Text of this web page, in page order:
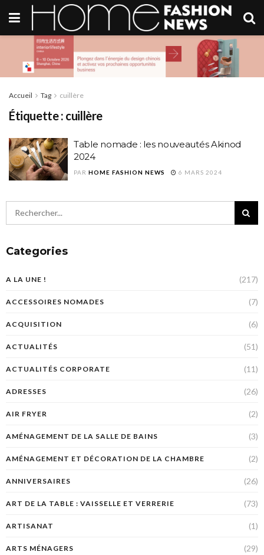
Accueil Tag cuillère
Étiquette : cuillère
Table nomade : les nouveautés Akinod
2024
PAR HOME FASHION NEWS 6 MARS 2024
Categories
A LA UNE ! (217)
ACCESSOIRES NOMADES (7)
ACQUISITION (6)
ACTUALITÉS (51)
ACTUALITÉS CORPORATE (11)
ADRESSES (26)
AIR FRYER (2)
AMÉNAGEMENT DE LA SALLE DE BAINS (3)
AMÉNAGEMENT ET DÉCORATION DE LA CHAMBRE (2)
ANNIVERSAIRES (26)
ART DE LA TABLE : VAISSELLE ET VERRERIE (73)
ARTISANAT (1)
ARTS MÉNAGERS (29)